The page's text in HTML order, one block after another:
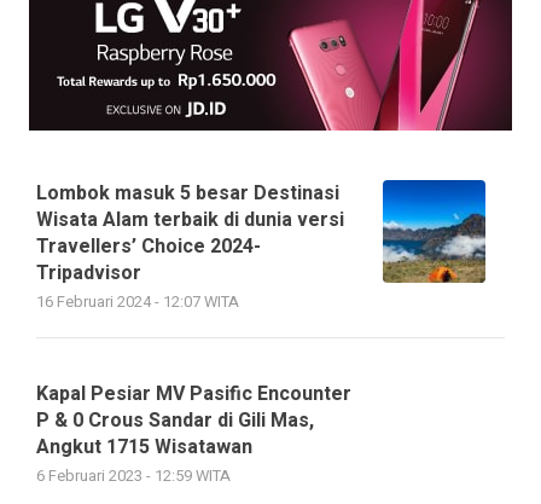
Lombok masuk 5 besar Destinasi
Wisata Alam terbaik di dunia versi
Travellers’ Choice 2024-
Tripadvisor
16 Februari 2024 - 12:07 WITA
Kapal Pesiar MV Pasific Encounter
P & 0 Crous Sandar di Gili Mas,
Angkut 1715 Wisatawan
6 Februari 2023 - 12:59 WITA